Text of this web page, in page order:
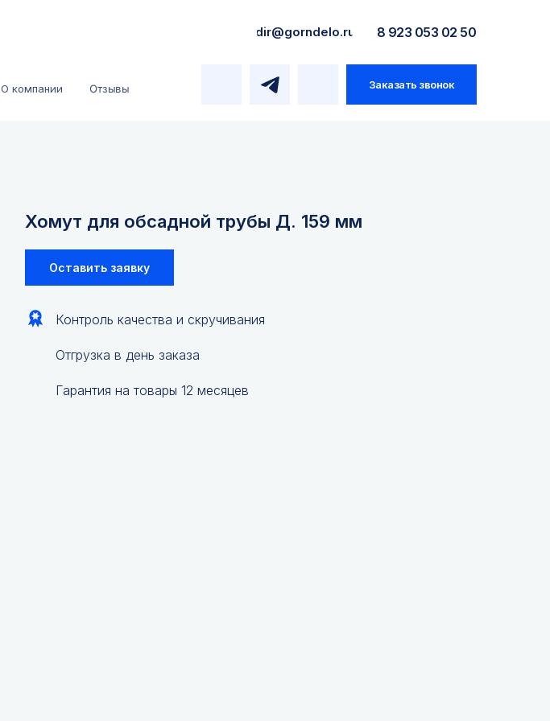
dir@gorndelo.ru 8 923 053 02 50
О компании Отзывы Заказать звонок
Хомут для обсадной трубы Д. 159 мм
Оставить заявку
Контроль качества и скручивания
Отгрузка в день заказа
Гарантия на товары 12 месяцев